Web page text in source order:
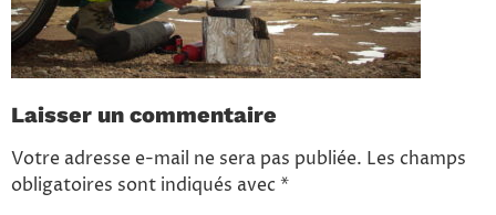
Laisser un commentaire
Votre adresse e-mail ne sera pas publiée. Les champs
obligatoires sont indiqués avec*